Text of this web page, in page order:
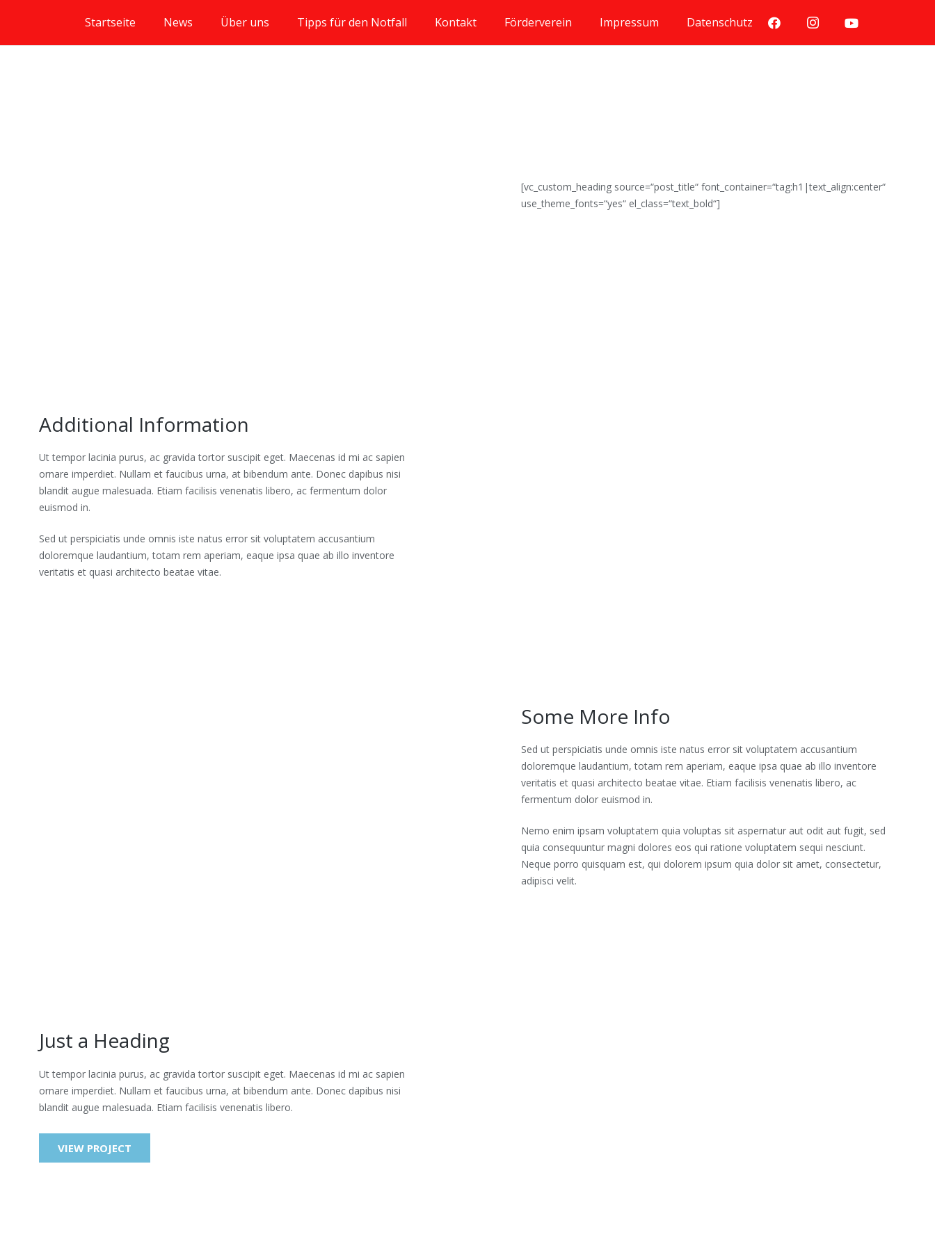
Startseite News Über uns Tipps für den Notfall Kontakt Förderverein Impressum Datenschutz
[vc_custom_heading source=“post_title“ font_container=“tag:h1|text_align:center“
use_theme_fonts=“yes“ el_class=“text_bold“]
Additional Information
Ut tempor lacinia purus, ac gravida tortor suscipit eget. Maecenas id mi ac sapien
ornare imperdiet. Nullam et faucibus urna, at bibendum ante. Donec dapibus nisi
blandit augue malesuada. Etiam facilisis venenatis libero, ac fermentum dolor
euismod in.
Sed ut perspiciatis unde omnis iste natus error sit voluptatem accusantium
doloremque laudantium, totam rem aperiam, eaque ipsa quae ab illo inventore
veritatis et quasi architecto beatae vitae.
Some More Info
Sed ut perspiciatis unde omnis iste natus error sit voluptatem accusantium
doloremque laudantium, totam rem aperiam, eaque ipsa quae ab illo inventore
veritatis et quasi architecto beatae vitae. Etiam facilisis venenatis libero, ac
fermentum dolor euismod in.
Nemo enim ipsam voluptatem quia voluptas sit aspernatur aut odit aut fugit, sed
quia consequuntur magni dolores eos qui ratione voluptatem sequi nesciunt.
Neque porro quisquam est, qui dolorem ipsum quia dolor sit amet, consectetur,
adipisci velit.
Just a Heading
Ut tempor lacinia purus, ac gravida tortor suscipit eget. Maecenas id mi ac sapien
ornare imperdiet. Nullam et faucibus urna, at bibendum ante. Donec dapibus nisi
blandit augue malesuada. Etiam facilisis venenatis libero.
VIEW PROJECT